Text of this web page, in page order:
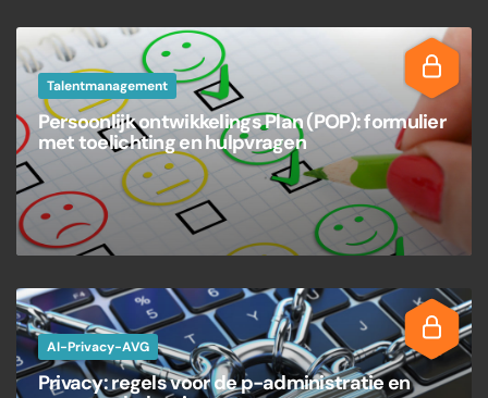
Talentmanagement
Persoonlijk ontwikkelings Plan (POP): formulier
met toelichting en hulpvragen
AI-Privacy-AVG
Privacy: regels voor de p-administratie en